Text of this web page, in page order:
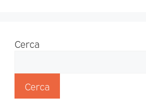
Cerca
Cerca